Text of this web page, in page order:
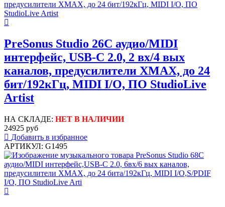
PreSonus Studio 26C аудио/MIDI
интерфейс, USB-C 2.0, 2 вх/4 вых
каналов, предусилители XMAX, до 24
бит/192кГц, MIDI I/O, ПО StudioLive
Artist
НА СКЛАДЕ: НЕТ В НАЛИЧИИ
24925 руб
Добавить в избранное
АРТИКУЛ: G1495